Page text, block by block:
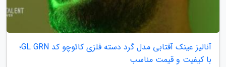
آنالیز عینک آفتابی مدل گرد دسته فلزی کائوچو کد GL GRN؛
با کیفیت و قیمت مناسب